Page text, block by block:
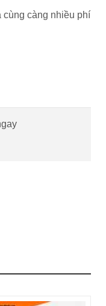
cùng càng nhiều phí